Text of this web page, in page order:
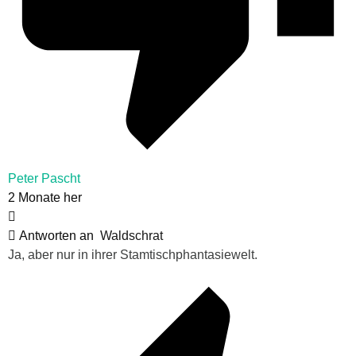
Peter Pascht
2 Monate her
Antworten an Waldschrat
Ja, aber nur in ihrer Stamtischphantasiewelt.